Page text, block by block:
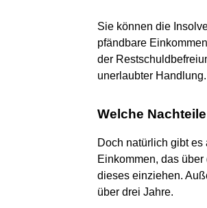
Sie können die
pfändbare
der
unerlaubter Handlung.
Welche
Doch natürlich gibt
Einkommen, das
dieses einziehen.
über drei Jahre.